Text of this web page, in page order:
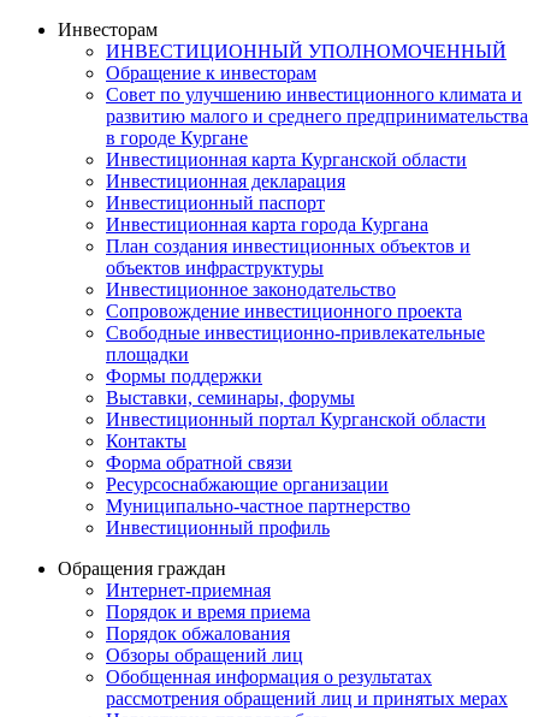
Инвесторам
ИНВЕСТИЦИОННЫЙ УПОЛНОМОЧЕННЫЙ
Обращение к инвесторам
Совет по улучшению инвестиционного климата и
развитию малого и среднего предпринимательства
в городе Кургане
Инвестиционная карта Курганской области
Инвестиционная декларация
Инвестиционный паспорт
Инвестиционная карта города Кургана
План создания инвестиционных объектов и
объектов инфраструктуры
Инвестиционное законодательство
Сопровождение инвестиционного проекта
Свободные инвестиционно-привлекательные
площадки
Формы поддержки
Выставки, семинары, форумы
Инвестиционный портал Курганской области
Контакты
Форма обратной связи
Ресурсоснабжающие организации
Муниципально-частное партнерство
Инвестиционный профиль
Обращения граждан
Интернет-приемная
Порядок и время приема
Порядок обжалования
Обзоры обращений лиц
Обобщенная информация о результатах
рассмотрения обращений лиц и принятых мерах